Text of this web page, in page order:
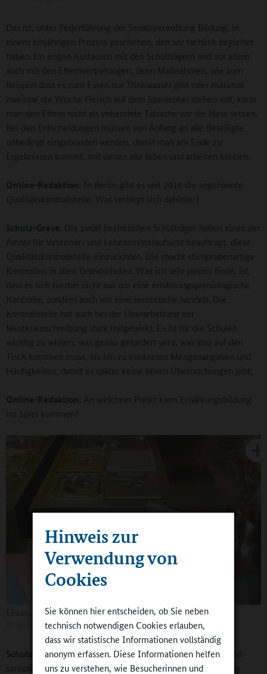
Hinweis zur
Verwendung von
Cookies
Sie können hier entscheiden, ob Sie neben
technisch notwendigen Cookies erlauben,
dass wir statistische Informationen vollständig
anonym erfassen. Diese Informationen helfen
uns zu verstehen, wie Besucherinnen und
Das ist, unter Federführung der Senatsverwaltung Bildung, in
einem einjährigen Prozess geschehen, den wir fachlich begleitet
haben. Im engen Austausch mit den Schulträgern und vor allem
auch mit den Elternvertretungen, denn Maßnahmen, wie zum
Beispiel dass es zum Essen nur Trinkwasser gibt oder maximal
zweimal die Woche Fleisch auf dem Speiseplan stehen soll, kann
man den Eltern nicht als vollendete Tatsache vor die Nase setzen.
Bei den Entscheidungen müssen von Anfang an alle Beteiligte
unbedingt eingebunden werden, damit man am Ende zu
Ergebnissen kommt, mit denen alle leben und arbeiten können.
Online-Redaktion: In Berlin gibt es seit 2016 die sogenannte
Qualitätskontrollstelle. Was verbirgt sich dahinter?
Schulz-Greve: Die zwölf bezirklichen Schulträger haben eines der
Ämter für Veterinär- und Lebensmittelaufsicht beauftragt, diese
Qualitätskontrollstelle einzurichten. Die macht stichprobenartige
Kontrollen in allen Grundschulen. Was ich sehr positiv finde, ist,
dass es sich hierbei nicht nur um eine ernährungsphysiologische
Kontrolle, sondern auch um eine sensorische handelt. Die
Kontrollstelle hat auch bei der Überarbeitung der
Musterausschreibung stark mitgewirkt. Es ist für die Schulen
wichtig zu wissen, was genau gefordert wird, was also auf den
Tisch kommen muss, bis hin zu konkreten Mengenangaben und
Häufigkeiten, damit es später keine bösen Überraschungen gibt.
Online-Redaktion: An welchem Punkt kann Ernährungsbildung
ins Spiel kommen?
Einsatz von Bögen zur Testverkostung
Vernetzungsstelle
Schulz-Greve:Wenn Essen, das ernährungsphysiologisch und
sensorisch in Ordnung und im Sinne der gesunden Ernährung